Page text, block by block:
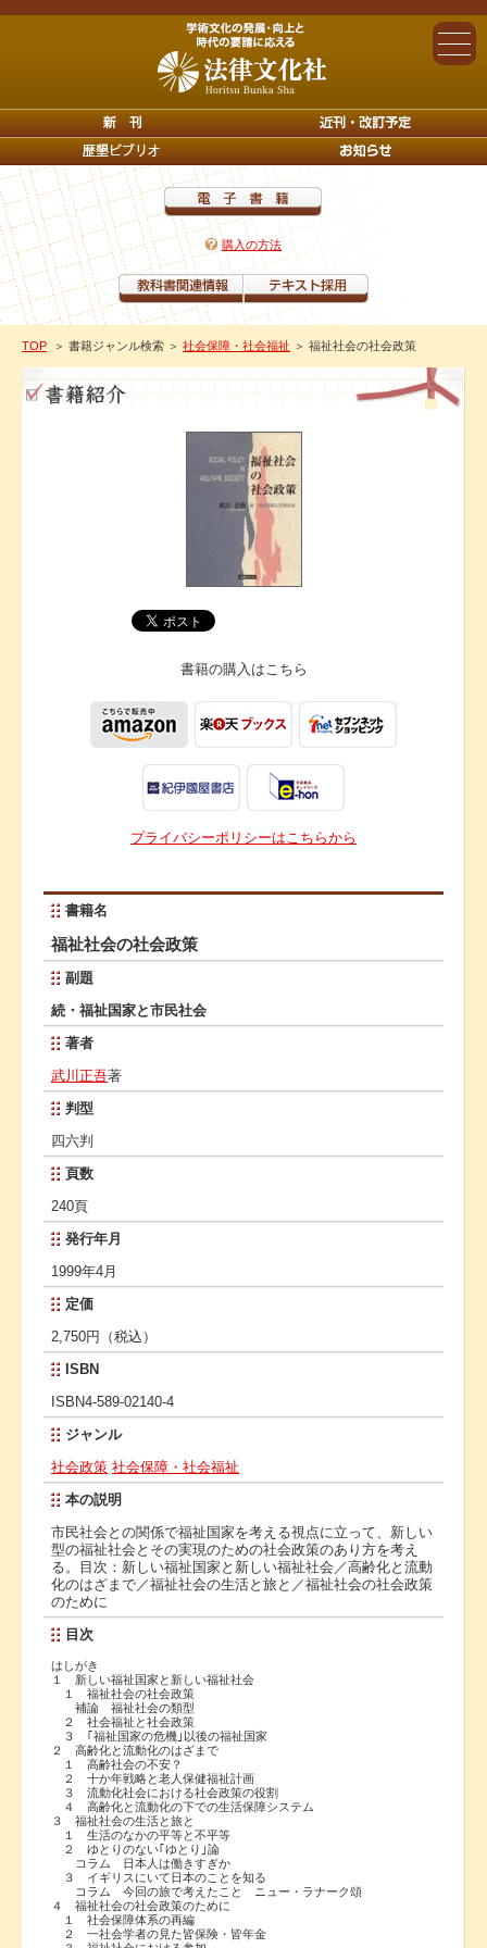
購入の方法
TOP ＞ 書籍ジャンル検索 ＞ 社会保障・社会福祉 ＞ 福祉社会の社会政策
書籍の購入はこちら
プライバシーポリシーはこちらから
書籍名
福祉社会の社会政策
副題
続・福祉国家と市民社会
著者
武川正吾著
判型
四六判
頁数
240頁
発行年月
1999年4月
定価
2,750円（税込）
ISBN
ISBN4-589-02140-4
ジャンル
社会政策 社会保障・社会福祉
本の説明
市民社会との関係で福祉国家を考える視点に立って、新しい
型の福祉社会とその実現のための社会政策のあり方を考え
る。目次：新しい福祉国家と新しい福祉社会／高齢化と流動
化のはざまで／福祉社会の生活と旅と／福祉社会の社会政策
のために
目次
はしがき
１ 新しい福祉国家と新しい福祉社会
１ 福祉社会の社会政策
補論 福祉社会の類型
２ 社会福祉と社会政策
３ ｢福祉国家の危機｣以後の福祉国家
２ 高齢化と流動化のはざまで
１ 高齢社会の不安？
２ 十か年戦略と老人保健福祉計画
３ 流動化社会における社会政策の役割
４ 高齢化と流動化の下での生活保障システム
３ 福祉社会の生活と旅と
１ 生活のなかの平等と不平等
２ ゆとりのない｢ゆとり｣論
コラム 日本人は働きすぎか
３ イギリスにいて日本のことを知る
コラム 今回の旅で考えたこと ニュー・ラナーク頌
４ 福祉社会の社会政策のために
１ 社会保障体系の再編
２ 一社会学者の見た皆保険・皆年金